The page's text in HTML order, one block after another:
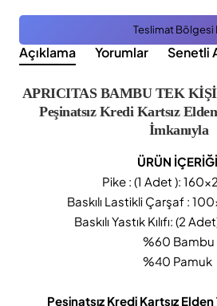
Teslimat Bölgesi
Açıklama Yorumlar Senetli
APRICITAS BAMBU TEK
Peşinatsız Kredi Kartsız
İmkanıyla
ÜRÜN İÇERİĞİ
Pike : (1 Adet ):
Baskılı Lastikli Çarşaf :
Baskılı Yastık Kılıfı: (2
%60 Bambu
%40 Pamuk
Peşinatsız Kredi Kartsız